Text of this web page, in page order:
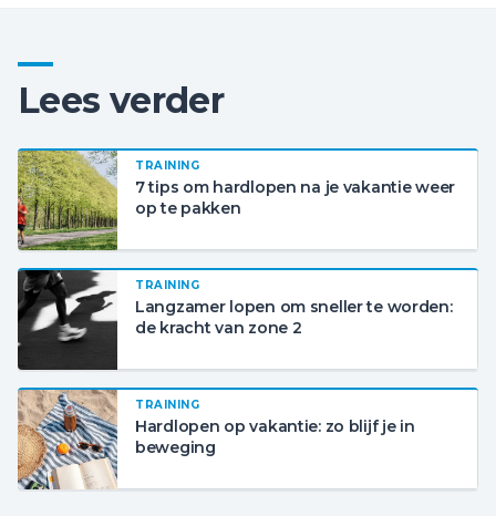
Lees verder
TRAINING
7 tips om hardlopen na je vakantie weer
op te pakken
TRAINING
Langzamer lopen om sneller te worden:
de kracht van zone 2
TRAINING
Hardlopen op vakantie: zo blijf je in
beweging